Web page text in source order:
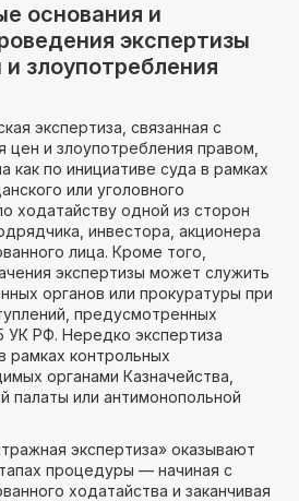
основания и
экспертизы
злоупотребления
экспертиза, связанная с
цен и злоупотребления правом,
как по инициативе суда в рамках
или уголовного
ходатайству одной из сторон
инвестора, акционера
лица. Кроме того,
экспертизы может служить
органов или прокуратуры при
предусмотренных
УК РФ. Нередко экспертиза
рамках контрольных
органами Казначейства,
палаты или антимонопольной
экспертиза» оказывают
процедуры — начиная с
ходатайства и заканчивая